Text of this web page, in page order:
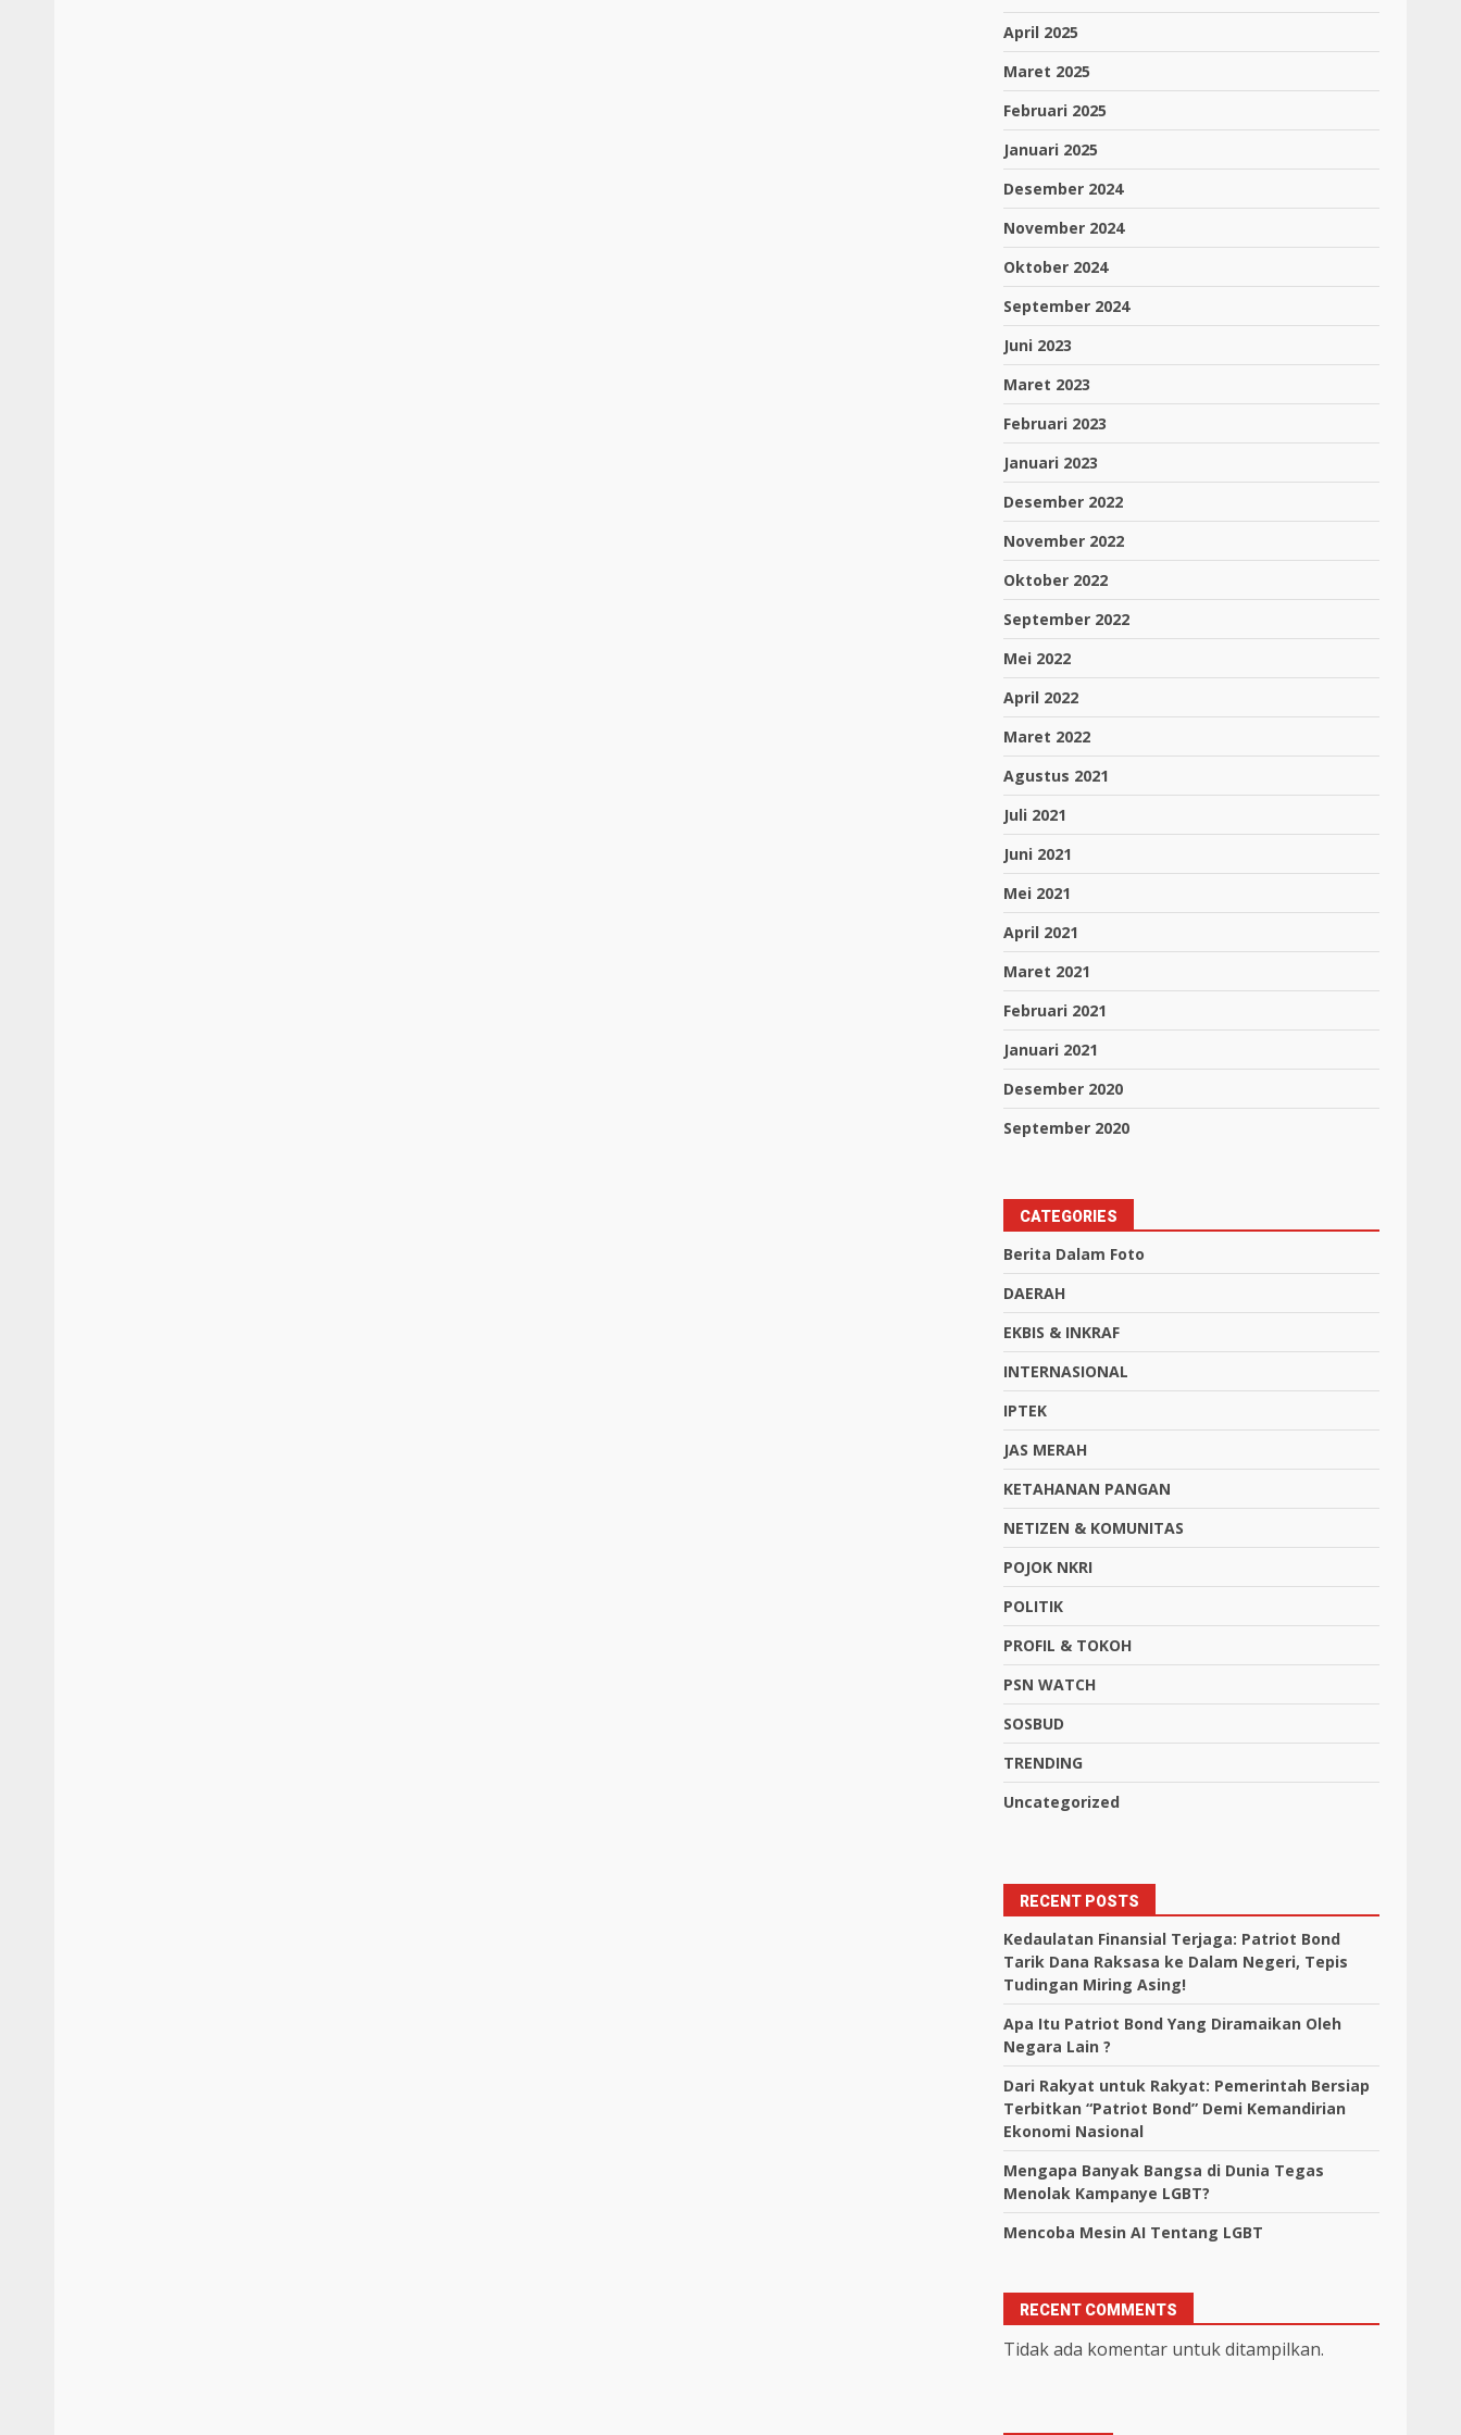
April 2025
Maret 2025
Februari 2025
Januari 2025
Desember 2024
November 2024
Oktober 2024
September 2024
Juni 2023
Maret 2023
Februari 2023
Januari 2023
Desember 2022
November 2022
Oktober 2022
September 2022
Mei 2022
April 2022
Maret 2022
Agustus 2021
Juli 2021
Juni 2021
Mei 2021
April 2021
Maret 2021
Februari 2021
Januari 2021
Desember 2020
September 2020
CATEGORIES
Berita Dalam Foto
DAERAH
EKBIS & INKRAF
INTERNASIONAL
IPTEK
JAS MERAH
KETAHANAN PANGAN
NETIZEN & KOMUNITAS
POJOK NKRI
POLITIK
PROFIL & TOKOH
PSN WATCH
SOSBUD
TRENDING
Uncategorized
RECENT POSTS
Kedaulatan Finansial Terjaga: Patriot Bond
Tarik Dana Raksasa ke Dalam Negeri, Tepis
Tudingan Miring Asing!
Apa Itu Patriot Bond Yang Diramaikan Oleh
Negara Lain ?
Dari Rakyat untuk Rakyat: Pemerintah Bersiap
Terbitkan “Patriot Bond” Demi Kemandirian
Ekonomi Nasional
Mengapa Banyak Bangsa di Dunia Tegas
Menolak Kampanye LGBT?
Mencoba Mesin AI Tentang LGBT
RECENT COMMENTS
Tidak ada komentar untuk ditampilkan.